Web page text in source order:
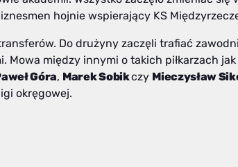
hojnie wspierający KS
Do drużyny zaczęli trafiać
Mowa między innymi o takich piłkarzach jak
Góra, Marek Sobikczy Mieczysław
okręgowej.